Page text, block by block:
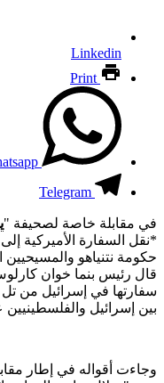
Linkedin
Print
Telegram
في مقابلة خاصة لصحيفة "
*نقل السفارة الأميركية
حكومة نتنياهو والمسيحيين
قال رئيس بنما خوان كارلوس
سفارتها في إسرائيل من تل
بين إسرائيل
وجاءت أقواله في إطار